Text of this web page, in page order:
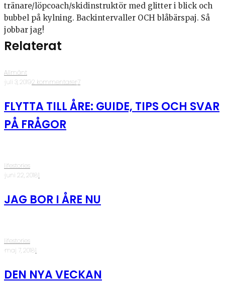
tränare/löpcoach/skidinstruktör med glitter i blick och
bubbel på kylning. Backintervaller OCH blåbärspaj. Så
jobbar jag!
Relaterat
Allmänt
·juli 3, 2019·2 kommentarer·7
FLYTTA TILL ÅRE: GUIDE, TIPS OCH SVAR
PÅ FRÅGOR
lifestories
·juni 22, 2018·1
JAG BOR I ÅRE NU
lifestories
·maj 7, 2018·1
DEN NYA VECKAN